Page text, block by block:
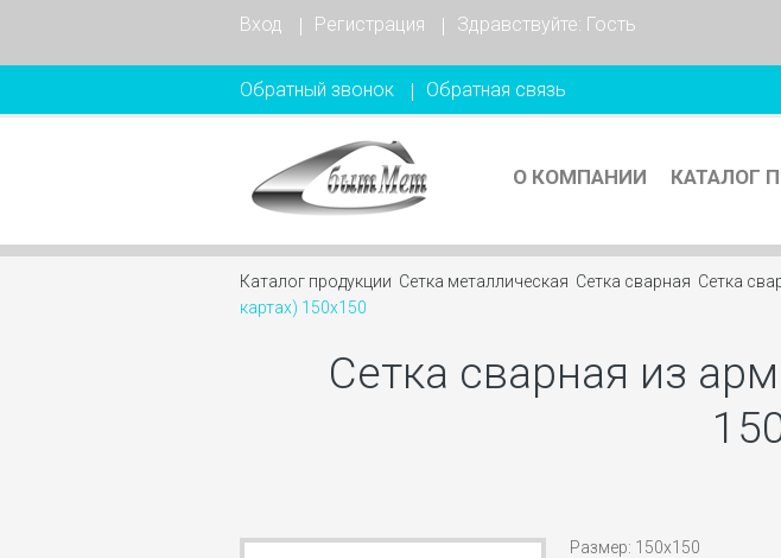
Вход Регистрация Здравствуйте: Гость
Обратный звонок
Обратная связь
О КОМПАНИИ КАТАЛОГ
Каталог продукции Сетка металлическая Сетка сварная Сетка
картах) 150х150
Сетка сварная из
Размер: 150х150